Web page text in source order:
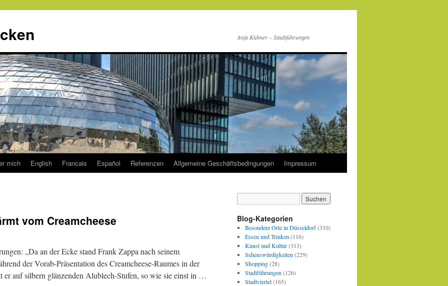
Anja Kühner – Stadtführungen
mich English Francais Español Referenzen Allgemeine Geschäftsbedingungen Impressum
vom Creamcheese
„Da an der Ecke stand Frank Zappa nach seinem
der Vorab-Präsentation des Creamcheese-Raumes in der
er auf silbern glänzenden Alublech-Stufen, so wie sie einst in …
Blog-Kategorien
Besondere Orte in Düsseldorf(310)
Essen und Trinken (116)
Kunst und Kultur(313)
Sehenswürdigkeiten (229)
Shopping(28)
Stadtführungen (126)
Stadtviertel(165)